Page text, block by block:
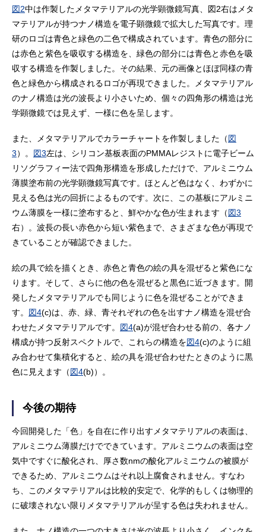
図2中は作製したメタマテリアルの光学顕微鏡写真、図2右はメタ
マテリアルが持つナノ構造を電子顕微鏡で拡大した写真です。理
研のロゴは青色と緑色の二色で構成されています。青色の部分に
は赤色と紫色を吸収する構造を、緑色の部分には青色と赤色を吸
収する構造を作製しました。その結果、元の画像とほぼ同様の青
色と緑色から構成されるロゴが再現できました。メタマテリアル
のナノ構造は光の波長より小さいため、個々の四角形の構造は光
学顕微鏡では見えず、一様に色を呈します。
また、メタマテリアルでカラーチャートを作製しました（図
3）。 図3左は、シリコン基板表面のPMMAレジストに電子ビーム
リソグラフィー法で四角形構造を形成しただけで、アルミニウム
薄膜塗布前の光学顕微鏡写真です。ほとんど色はなく、わずかに
見える色は光の回折によるものです。次に、この基板にアルミニ
ウム薄膜を一様に塗布すると、鮮やかな色が生まれます（図3
右）。波長の長い赤色から短い紫色まで、さまざまな色が再現で
きていることが確認できました。
絵の具で絵を描くとき、赤色と青色の絵の具を混ぜると紫色にな
ります。そして、さらに他の色を混ぜると黒色に近づきます。開
発したメタマテリアルでも同じように色を混ぜることができま
す。 図4(c)は、赤、緑、青それぞれの色を出すナノ構造を混ぜ合
わせたメタマテリアルです。 図4(a)が混ぜ合わせる前の、各ナノ
構成が持つ反射スペクトルで、これらの構造を図4(c)のように組
み合わせて集積化すると、絵の具を混ぜ合わせたときのように黒
色に見えます（図4(b)）。
今後の期待
今回開発した「色」を自在に作り出すメタマテリアルの表面は、
アルミニウム薄膜だけでできています。アルミニウムの表面は空
気中ですぐに酸化され、厚さ数nmの酸化アルミニウムの被膜が
できるため、アルミニウムはそれ以上腐食されません。すなわ
ち、このメタマテリアルは比較的安定で、化学的もしくは物理的
に破壊されない限りメタマテリアルが呈する色は失われません。